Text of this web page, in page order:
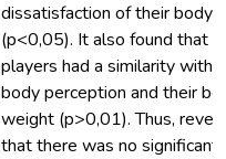
dissatisfaction of their body
(p<0,05). It also found that
players had a similarity with
body perception and their
weight (p>0,01). Thus,
that there was no significant